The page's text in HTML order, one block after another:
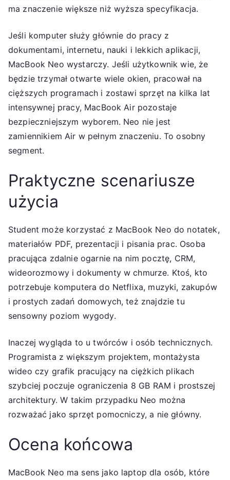
ma znaczenie większe niż wyższa specyfikacja.
Jeśli komputer służy głównie do pracy z
dokumentami, internetu, nauki i lekkich aplikacji,
MacBook Neo wystarczy. Jeśli użytkownik wie, że
będzie trzymał otwarte wiele okien, pracował na
cięższych programach i zostawi sprzęt na kilka lat
intensywnej pracy, MacBook Air pozostaje
bezpieczniejszym wyborem. Neo nie jest
zamiennikiem Air w pełnym znaczeniu. To osobny
segment.
Praktyczne scenariusze
użycia
Student może korzystać z MacBook Neo do notatek,
materiałów PDF, prezentacji i pisania prac. Osoba
pracująca zdalnie ogarnie na nim pocztę, CRM,
wideorozmowy i dokumenty w chmurze. Ktoś, kto
potrzebuje komputera do Netflixa, muzyki, zakupów
i prostych zadań domowych, też znajdzie tu
sensowny poziom wygody.
Inaczej wygląda to u twórców i osób technicznych.
Programista z większym projektem, montażysta
wideo czy grafik pracujący na ciężkich plikach
szybciej poczuje ograniczenia 8 GB RAM i prostszej
architektury. W takim przypadku Neo można
rozważać jako sprzęt pomocniczy, a nie główny.
Ocena końcowa
MacBook Neo ma sens jako laptop dla osób, które